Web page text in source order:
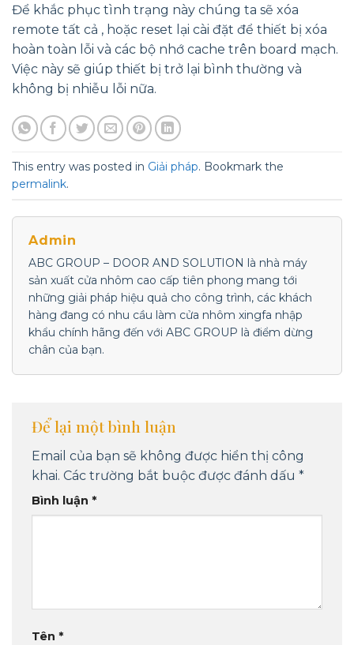
Để khắc phục tình trạng này chúng ta sẽ xóa
remote tất cả , hoặc reset lại cài đặt để thiết bị xóa
hoàn toàn lỗi và các bộ nhớ cache trên board mạch.
Việc này sẽ giúp thiết bị trở lại bình thường và
không bị nhiễu lỗi nữa.
This entry was posted in Giải pháp. Bookmark the
permalink.
Admin
ABC GROUP – DOOR AND SOLUTION là nhà máy
sản xuất cửa nhôm cao cấp tiên phong mang tới
những giải pháp hiệu quả cho công trình, các khách
hàng đang có nhu cầu làm cửa nhôm xingfa nhập
khẩu chính hãng đến với ABC GROUP là điểm dừng
chân của bạn.
Để lại một bình luận
Email của bạn sẽ không được hiển thị công
khai. Các trường bắt buộc được đánh dấu *
Bình luận *
Tên *